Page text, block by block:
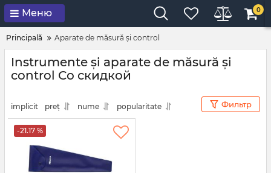
Меню 0
Principală Aparate de măsură și control
Instrumente și aparate de măsură și
control Со скидкой
implicit preț nume popularitate Фильтр
-21.17 %